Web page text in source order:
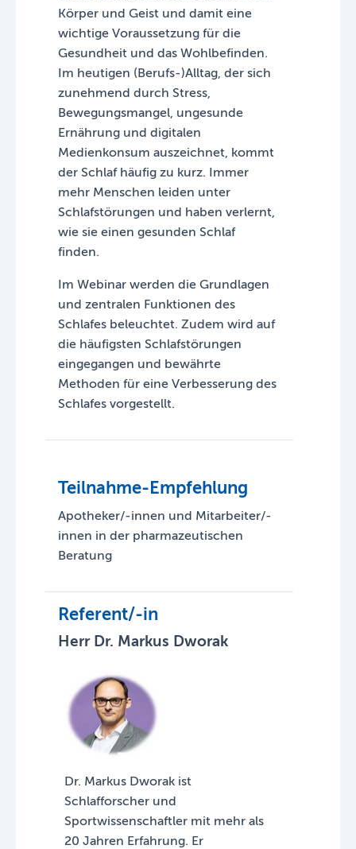
Körper und Geist und damit eine
wichtige Voraussetzung für die
Gesundheit und das Wohlbefinden.
Im heutigen (Berufs-)Alltag, der sich
zunehmend durch Stress,
Bewegungsmangel, ungesunde
Ernährung und digitalen
Medienkonsum auszeichnet, kommt
der Schlaf häufig zu kurz. Immer
mehr Menschen leiden unter
Schlafstörungen und haben verlernt,
wie sie einen gesunden Schlaf
finden.
Im Webinar werden die Grundlagen
und zentralen Funktionen des
Schlafes beleuchtet. Zudem wird auf
die häufigsten Schlafstörungen
eingegangen und bewährte
Methoden für eine Verbesserung des
Schlafes vorgestellt.
Teilnahme-Empfehlung
Apotheker/-innen und Mitarbeiter/-
innen in der pharmazeutischen
Beratung
Referent/-in
Herr Dr. Markus Dworak
Dr. Markus Dworak ist
Schlafforscher und
Sportwissenschaftler mit mehr als
20 Jahren Erfahrung. Er